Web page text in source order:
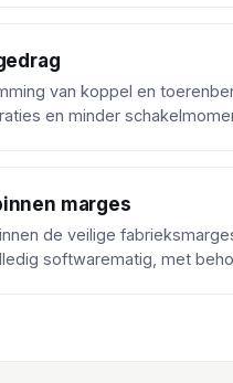
van koppel en
en minder
marges
de veilige
softwarematig, met